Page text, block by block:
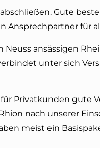
Gute
Ansprechpartner für
ansässigen
unter sich
Privatkunden gute
nach unserer
meist ein